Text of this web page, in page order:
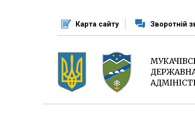
Карта сайту Зворотній